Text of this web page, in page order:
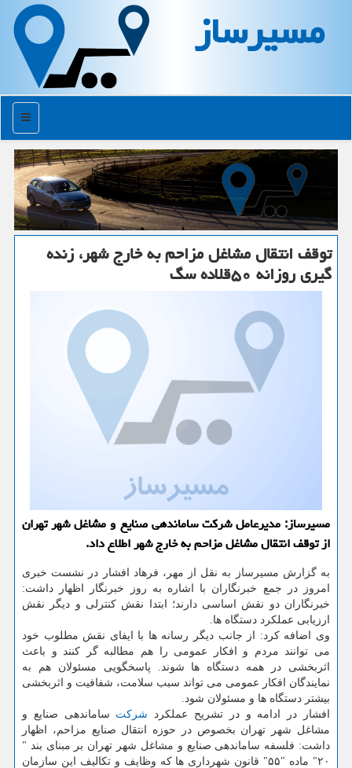
مسیرساز
منو
توقف انتقال مشاغل مزاحم به خارج شهر، زنده
گیری روزانه ۵۰قلاده سگ
مسیرساز: مدیرعامل شركت ساماندهی صنایع و مشاغل شهر تهران
از توقف انتقال مشاغل مزاحم به خارج شهر اطلاع داد.
به گزارش مسیرساز به نقل از مهر، فرهاد افشار در نشست خبری
امروز در جمع خبرنگاران با اشاره به روز خبرنگار اظهار داشت:
خبرنگاران دو نقش اساسی دارند؛ ابتدا نقش كنترلی و دیگر نقش
ارزیابی عملكرد دستگاه ها.
وی اضافه كرد: از جانب دیگر رسانه ها با ایفای نقش مطلوب خود
می توانند مردم و افكار عمومی را هم مطالبه گر كنند و باعث
اثربخشی در همه دستگاه ها شوند. پاسخگویی مسئولان هم به
نمایندگان افكار عمومی می تواند سبب سلامت، شفافیت و اثربخشی
بیشتر دستگاه ها و مسئولان شود.
افشار در ادامه و در تشریح عملكرد شركت ساماندهی صنایع و
مشاغل شهر تهران بخصوص در حوزه انتقال صنایع مزاحم، اظهار
داشت: فلسفه ساماندهی صنایع و مشاغل شهر تهران بر مبنای بند "
۲۰" ماده "۵۵" قانون شهرداری ها كه وظایف و تكالیف این سازمان